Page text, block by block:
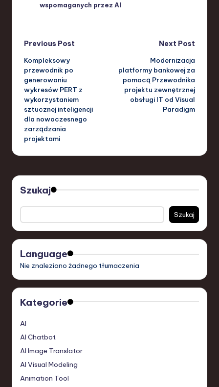
wspomaganych przez AI
Post
navigation
Previous Post
Kompleksowy
przewodnik po
generowaniu
wykresów PERT z
wykorzystaniem
sztucznej inteligencji
dla nowoczesnego
zarządzania
projektami
Next Post
Modernizacja
platformy bankowej za
pomocą Przewodnika
projektu zewnętrznej
obsługi IT od Visual
Paradigm
Szukaj
Szukaj
Language
Nie znaleziono żadnego tłumaczenia
Kategorie
AI
AI Chatbot
AI Image Translator
AI Visual Modeling
Animation Tool